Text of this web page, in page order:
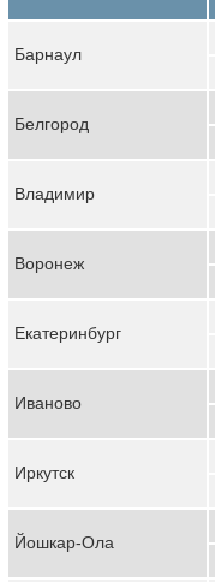
Барнаул
Белгород
Владимир
Воронеж
Екатеринбург
Иваново
Иркутск
Йошкар-Ола